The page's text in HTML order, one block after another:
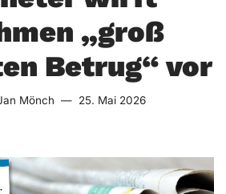
„groß
Betrug“ vor
Mönch 25. Mai 2026